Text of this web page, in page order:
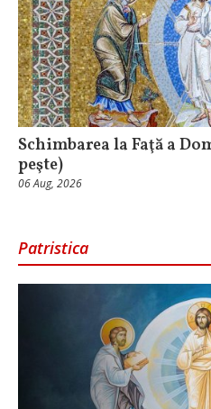
Schimbarea la Faţă a
peşte)
06 Aug, 2026
Patristica